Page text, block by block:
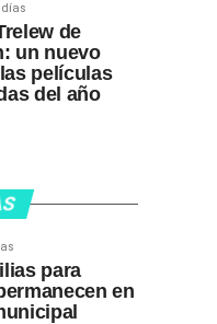
de
un nuevo
películas
del año
para
en